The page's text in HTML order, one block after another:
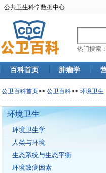
公共卫生科学数据中心
热门搜索：
百科首页 肿瘤学
公卫百科首页>> 公卫百科>> 环境卫生
环境卫生
环境卫生学
人类与环境
生态系统与生态平衡
环境致病因素